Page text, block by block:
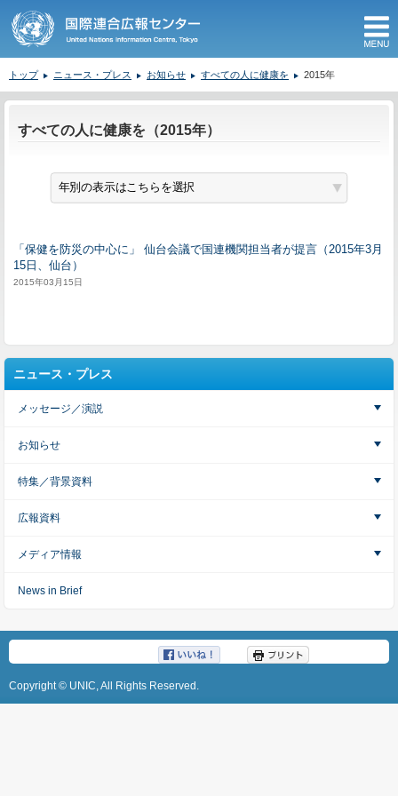
トップ ニュース・プレス お知らせ すべての人に健康を 2015年
すべての人に健康を（2015年）
「保健を防災の中心に」 仙台会議で国連機関担当者が提言（2015年3月
15日、仙台）
2015年03月15日
ニュース・プレス
メッセージ／演説
お知らせ
特集／背景資料
広報資料
メディア情報
News in Brief
Copyright © UNIC, All Rights Reserved.